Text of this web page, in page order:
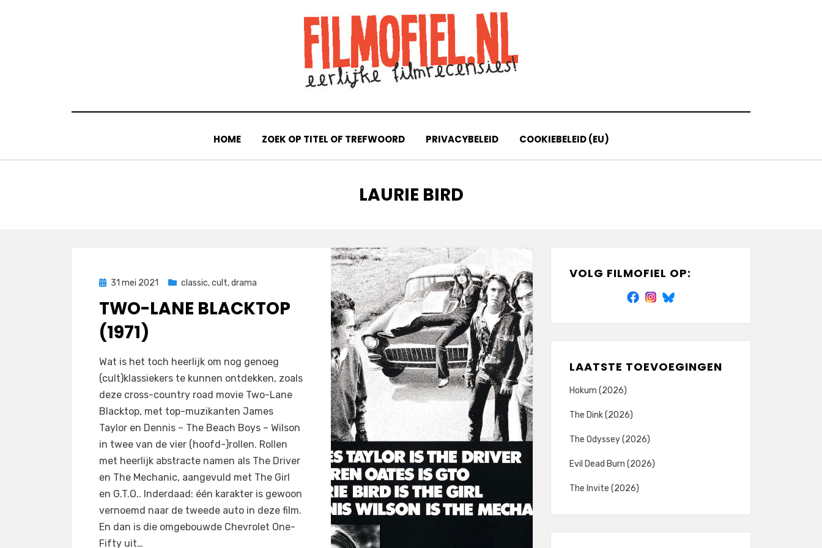
HOME ZOEK OP TITEL OF TREFWOORD PRIVACYBELEID COOKIEBELEID (EU)
TAG
:
LAURIE BIRD
Geplaatst
31 mei 2021 classic,cult,drama
TWO-LANE BLACKTOP
(1971)
doorFilmofiel.nl
Wat is het toch heerlijk om nog genoeg
(cult)klassiekers te kunnen ontdekken, zoals
deze cross-country road movie Two-Lane
Blacktop, met top-muzikanten James
Taylor en Dennis – The Beach Boys – Wilson
in twee van de vier (hoofd-)rollen. Rollen
met heerlijk abstracte namen als The Driver
en The Mechanic, aangevuld met The Girl
en G.T.O.. Inderdaad: één karakter is gewoon
vernoemd naar de tweede auto in deze film.
En dan is die omgebouwde Chevrolet One-
Fifty uit…
VOLG FILMOFIEL OP:
LAATSTE TOEVOEGINGEN
Hokum (2026)
The Dink (2026)
The Odyssey (2026)
Evil Dead Burn (2026)
The Invite (2026)